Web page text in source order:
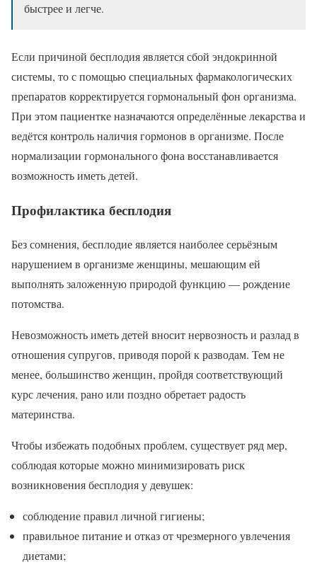
быстрее и легче.
Если причиной бесплодия является сбой эндокринной
системы, то с помощью специальных фармакологических
препаратов корректируется гормональный фон организма.
При этом пациентке назначаются определённые лекарства и
ведётся контроль наличия гормонов в организме. После
нормализации гормонального фона восстанавливается
возможность иметь детей.
Профилактика бесплодия
Без сомнения, бесплодие является наиболее серьёзным
нарушением в организме женщины, мешающим ей
выполнять заложенную природой функцию — рождение
потомства.
Невозможность иметь детей вносит нервозность и разлад в
отношения супругов, приводя порой к разводам. Тем не
менее, большинство женщин, пройдя соответствующий
курс лечения, рано или поздно обретает радость
материнства.
Чтобы избежать подобных проблем, существует ряд мер,
соблюдая которые можно минимизировать риск
возникновения бесплодия у девушек:
соблюдение правил личной гигиены;
правильное питание и отказ от чрезмерного увлечения
диетами;